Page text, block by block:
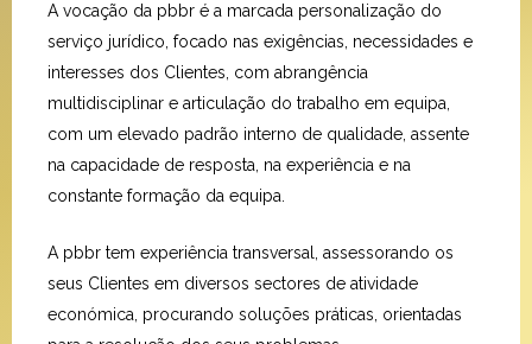
A vocação da pbbr é a marcada personalização do
serviço jurídico, focado nas exigências, necessidades e
interesses dos Clientes, com abrangência
multidisciplinar e articulação do trabalho em equipa,
com um elevado padrão interno de qualidade, assente
na capacidade de resposta, na experiência e na
constante formação da equipa.
A pbbr tem experiência transversal, assessorando os
seus Clientes em diversos sectores de atividade
económica, procurando soluções práticas, orientadas